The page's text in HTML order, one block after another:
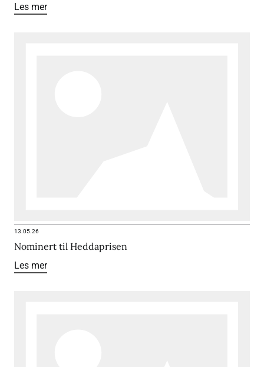
Les mer
13.05.26
Nominert til Heddaprisen
Les mer